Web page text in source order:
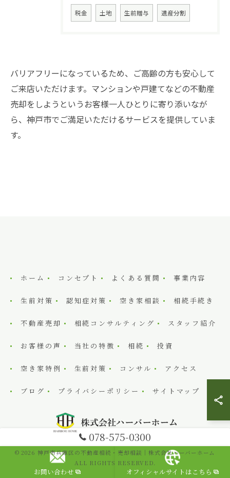
税金 土地 生前贈与 遺産分割
バリアフリーになっているため、ご高齢の方も安心して
ご来店いただけます。マンションや戸建てなどの不動産
売却をしようというお客様一人ひとりに寄り添いなが
ら、神戸市でご満足いただけるサービスを提供していま
す。
078-575-0300
お問い合わせ オフィシャルサイトはこちら
ホーム コンセプト よくある質問 事業内容
生前対策 認知症対策 空き家相談 相続手続き
不動産売却 相続コンサルティング スタッフ紹介
お客様の声 当社の特徴 相続 投資
空き家特例 生前対策 コンサル アクセス
ブログ プライバシーポリシー サイトマップ
© 2026 神戸市兵庫区の不動産相続・売却相談｜株式会社ハーバーホーム
ALL RIGHTS RESERVED.
お問い合わせはこちら